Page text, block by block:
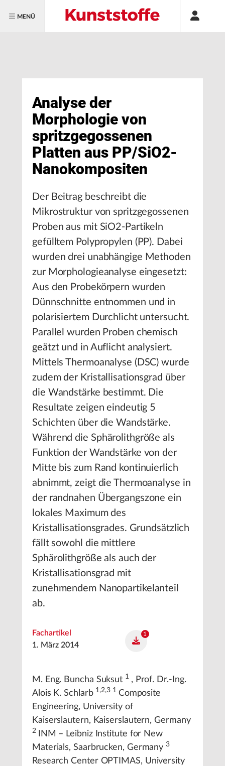
MENÜ
Analyse der
Morphologie von
spritzgegossenen
Platten aus PP/SiO2-
Nanokompositen
Der Beitrag beschreibt die
Mikrostruktur von spritzgegossenen
Proben aus mit SiO2-Partikeln
gefülltem Polypropylen (PP). Dabei
wurden drei unabhängige Methoden
zur Morphologieanalyse eingesetzt:
Aus den Probekörpern wurden
Dünnschnitte entnommen und in
polarisiertem Durchlicht untersucht.
Parallel wurden Proben chemisch
geätzt und in Auflicht analysiert.
Mittels Thermoanalyse (DSC) wurde
zudem der Kristallisationsgrad über
die Wandstärke bestimmt. Die
Resultate zeigen eindeutig 5
Schichten über die Wandstärke.
Während die Sphärolithgröße als
Funktion der Wandstärke von der
Mitte bis zum Rand kontinuierlich
abnimmt, zeigt die Thermoanalyse in
der randnahen Übergangszone ein
lokales Maximum des
Kristallisationsgrades. Grundsätzlich
fällt sowohl die mittlere
Sphärolithgröße als auch der
Kristallisationsgrad mit
zunehmendem Nanopartikelanteil
ab.
Fachartikel
1. März 2014
1
M. Eng. Buncha Suksut 1 , Prof. Dr.-Ing.
Alois K. Schlarb 1,2,3 1 Composite
Engineering, University of
Kaiserslautern, Kaiserslautern, Germany
2
INM – Leibniz Institute for New
Materials, Saarbrucken, Germany3
Research Center OPTIMAS, University